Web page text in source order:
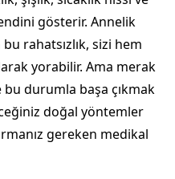
gösterir. Annelik
bu rahatsızlık, sizi hem
yorabilir. Ama merak
bu durumla başa çıkmak
doğal yöntemler
gereken medikal